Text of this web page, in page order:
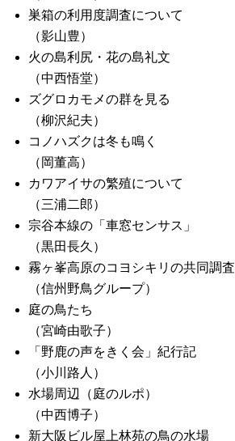
巣箱の利用度調査について
（影山豊）
火の島利尻・花の島礼文
（中西悟堂）
ズグロカモメの群を見る
（柳沢紀夫）
コノハズクは冬も鳴く
（岡董高）
カワアイサの繁殖について
（三浦二郎）
宗谷本線の「車窓センサス」
（黒田長久）
霧ヶ峯高原のコヨシキリの共同調査
（信州野鳥グループ）
庭の鳥たち
（宮崎由歌子）
「野鹿の声をきく会」紀行記
（小川路人）
水場周辺（庭のルポ）
（中西博子）
新大阪ビル屋上林苑の鳥の水場